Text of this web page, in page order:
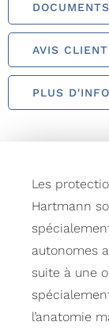
DOCUMENTS
AVIS CLIENT
PLUS
Les
Hartmann
autonomes
suite à une
l’anatomie